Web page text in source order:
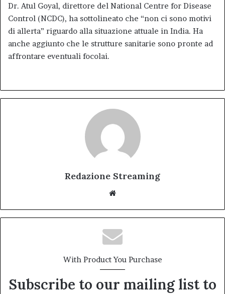
Dr. Atul Goyal, direttore del National Centre for Disease
Control (NCDC), ha sottolineato che “non ci sono motivi
di allerta” riguardo alla situazione attuale in India. Ha
anche aggiunto che le strutture sanitarie sono pronte ad
affrontare eventuali focolai.
Redazione Streaming
With Product You Purchase
Subscribe to our mailing list to